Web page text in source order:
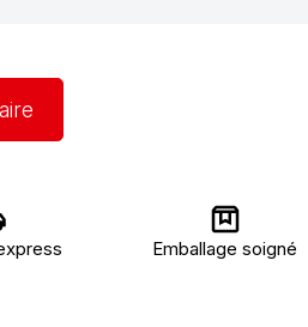
Emballage soigné